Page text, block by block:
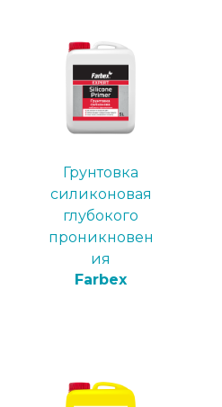
Грунтовка
силиконовая
глубокого
проникновен
ия
Farbex